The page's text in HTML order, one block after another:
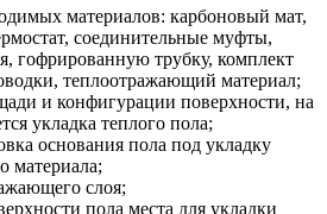
материалов: карбоновый мат,
соединительные муфты,
гофрированную трубку, комплект
теплоотражающий материал;
и конфигурации поверхности, на
укладка теплого пола;
основания пола под укладку
материала;
слоя;
пола места для укладки